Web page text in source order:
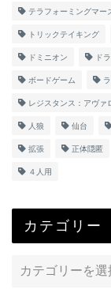
テラフォーミングマー
トリックテイキング
ドミニオン ド
ボードゲーム
レジスタンス：アヴァ
人狼 仙台
拡張 正体隠匿
４人用
カテゴリー